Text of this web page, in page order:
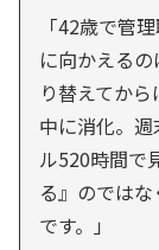
「42歳で管
に向かえる
り替えてか
中に消化。
ル520時間で
る』のでは
です。」